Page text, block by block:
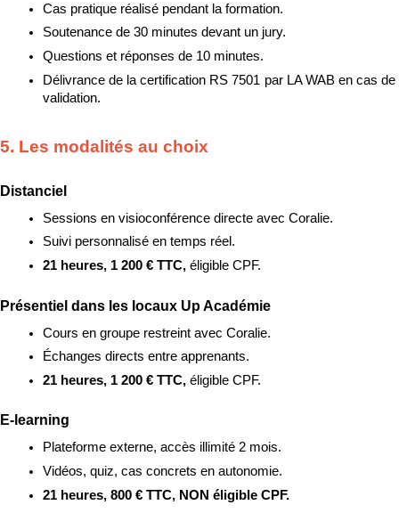
Cas pratique réalisé pendant la formation.
Soutenance de 30 minutes devant un jury.
Questions et réponses de 10 minutes.
Délivrance de la certification RS 7501 par LA WAB en cas de
validation.
5. Les modalités au choix
Distanciel
Sessions en visioconférence directe avec Coralie.
Suivi personnalisé en temps réel.
21 heures, 1 200 € TTC, éligible CPF.
Présentiel dans les locaux Up Académie
Cours en groupe restreint avec Coralie.
Échanges directs entre apprenants.
21 heures, 1 200 € TTC, éligible CPF.
E-learning
Plateforme externe, accès illimité 2 mois.
Vidéos, quiz, cas concrets en autonomie.
21 heures, 800 € TTC, NON éligible CPF.